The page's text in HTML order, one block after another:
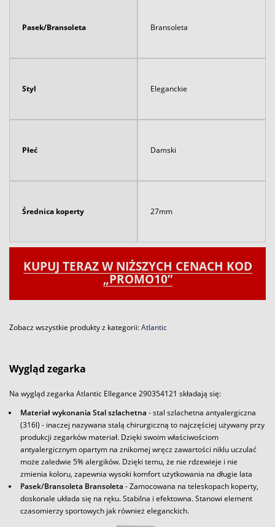
Pasek/Bransoleta Bransoleta
Styl Eleganckie
Płeć Damski
Średnica koperty 27mm
KUPUJ TERAZ W NIŻSZYCH CENACH KOD
„PROMO10”
Zobacz wszystkie produkty z kategorii:Atlantic
Wygląd zegarka
Na wygląd zegarka Atlantic Ellegance 290354121 składają się:
Materiał wykonania Stal szlachetna - stal szlachetna antyalergiczna
(316l) - inaczej nazywana stalą chirurgiczną to najczęściej używany przy
produkcji zegarków materiał. Dzięki swoim właściwościom
antyalergicznym opartym na znikomej wręcz zawartości niklu uczulać
może zaledwie 5% alergików. Dzięki temu, że nie rdzewieje i nie
zmienia koloru, zapewnia wysoki komfort użytkowania na długie lata
Pasek/Bransoleta Bransoleta - Zamocowana na teleskopach koperty,
doskonale układa się na ręku. Stabilna i efektowna. Stanowi element
czasomierzy sportowych jak również eleganckich.